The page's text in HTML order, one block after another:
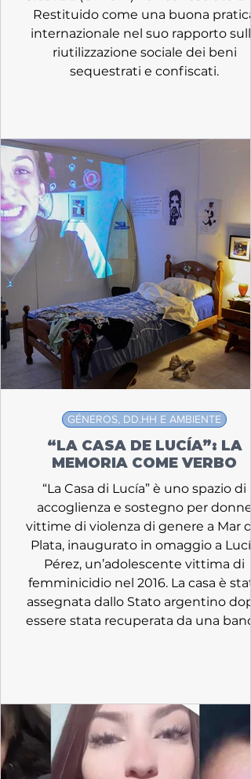
Restituido come una buona pratica
internazionale nel suo rapporto sulla
riutilizzazione sociale dei beni
sequestrati e confiscati.
“LA CASA DE LUCÍA”: LA
MEMORIA COME VERBO
“La Casa di Lucía” è uno spazio di
accoglienza e sostegno per donne
vittime di violenza di genere a Mar
Plata, inaugurato in omaggio a Lucía
Pérez, un’adolescente vittima di
femminicidio nel 2016. La casa è
assegnata dallo Stato argentino
essere stata recuperata da una
GÉNEROS, DD.HH E AMBIENTE